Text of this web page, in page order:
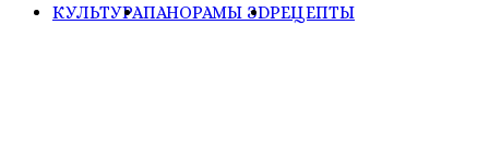
КУЛЬТУРАПАНОРАМЫ ЗDРЕЦЕПТЫ